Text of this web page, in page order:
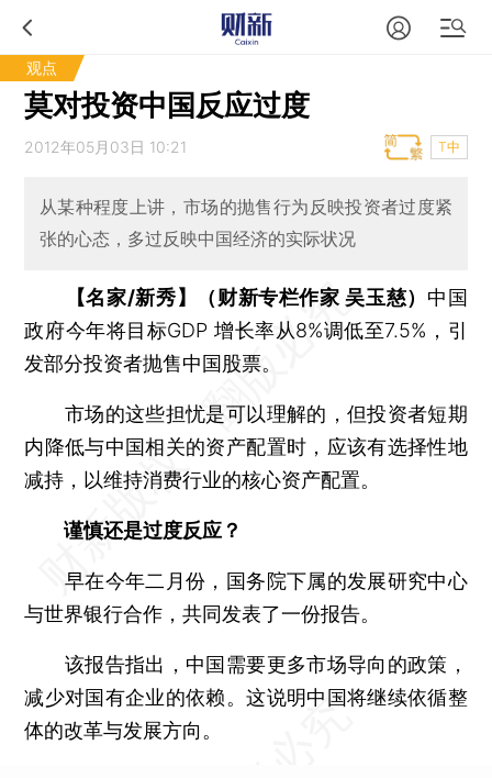
观点
莫对投资中国反应过度
2012年05月03日 10:21 T中
从某种程度上讲，市场的抛售行为反映投资者过度紧
张的心态，多过反映中国经济的实际状况
【名家/新秀】（财新专栏作家 吴玉慈） 中国
政府今年将目标GDP 增长率从8%调低至7.5%，引
发部分投资者抛售中国股票。
市场的这些担忧是可以理解的，但投资者短期
内降低与中国相关的资产配置时，应该有选择性地
减持，以维持消费行业的核心资产配置。
谨慎还是过度反应？
早在今年二月份，国务院下属的发展研究中心
与世界银行合作，共同发表了一份报告。
该报告指出，中国需要更多市场导向的政策，
减少对国有企业的依赖。这说明中国将继续依循整
体的改革与发展方向。